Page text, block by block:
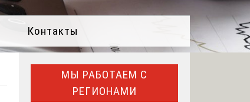
Контакты
МЫ РАБОТАЕМ С
РЕГИОНАМИ